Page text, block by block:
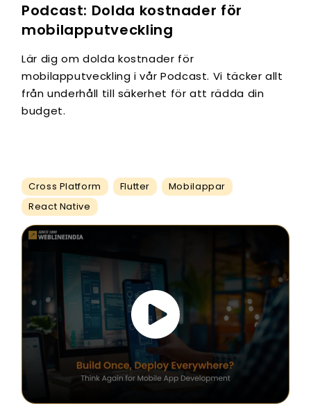
Podcast: Dolda kostnader för
mobilapputveckling
Lär dig om dolda kostnader för
mobilapputveckling i vår Podcast. Vi täcker allt
från underhåll till säkerhet för att rädda din
budget.
Cross Platform Flutter
Mobilappar
React Native